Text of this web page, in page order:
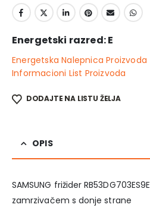
Energetski razred: E
Energetska Nalepnica Proizvoda
Informacioni List Proizvoda
DODAJTE NA LISTU ŽELJA
OPIS
SAMSUNG frižider
zamrzivačem s donje strane